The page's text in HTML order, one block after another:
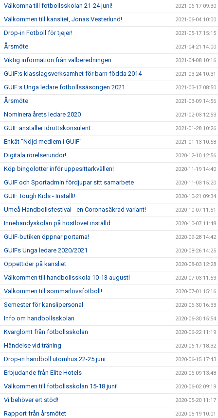
Välkomna till fotbollsskolan 21-24 juni! 2021-06-17 09:30
Välkommen till kansliet, Jonas Vesterlund! 2021-06-04 10:00
Drop-in Fotboll för tjejer! 2021-05-17 15:15
Årsmöte 2021-04-21 14:00
Viktig information från valberedningen 2021-04-08 10:16
GUIF:s klasslagsverksamhet för barn födda 2014 2021-03-24 10:31
GUIF:s Unga ledare fotbollssäsongen 2021 2021-03-17 08:50
Årsmöte 2021-03-09 14:56
Nominera årets ledare 2020 2021-02-03 12:53
GUIF anställer idrottskonsulent 2021-01-28 10:26
Enkät "Nöjd medlem i GUIF" 2021-01-13 10:58
Digitala rörelserundor! 2020-12-10 12:56
Köp bingolotter inför uppesittarkvällen! 2020-11-19 14:40
GUIF och Sportadmin fördjupar sitt samarbete 2020-11-03 15:20
GUIF Tough Kids - Inställt! 2020-10-21 09:34
Umeå Handbollsfestival - en Coronasäkrad variant! 2020-10-07 11:51
Innebandyskolan på höstlovet inställd 2020-10-07 11:48
GUIF-butiken öppnar portarna! 2020-09-28 14:42
GUIFs Unga ledare 2020/2021 2020-08-26 14:25
Öppettider på kansliet 2020-08-03 12:28
Välkommen till handbollsskola 10-13 augusti 2020-07-03 11:53
Välkommen till sommarlovsfotboll! 2020-07-01 15:16
Semester för kanslipersonal 2020-06-30 16:33
Info om handbollsskolan 2020-06-30 15:54
Kvarglömt från fotbollsskolan 2020-06-22 11:19
Händelse vid träning 2020-06-17 18:32
Drop-in handboll utomhus 22-25 juni 2020-06-15 17:43
Erbjudande från Elite Hotels 2020-06-09 13:48
Välkommen till fotbollsskolan 15-18 juni! 2020-06-02 09:19
Vi behöver ert stöd! 2020-05-20 11:17
Rapport från årsmötet 2020-05-19 10:01